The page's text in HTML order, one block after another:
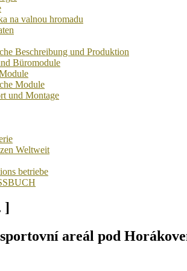
na valnou hromadu
Beschreibung und Produktion
Büromodule
Module
und Montage
Weltweit
betriebe
]
areál pod